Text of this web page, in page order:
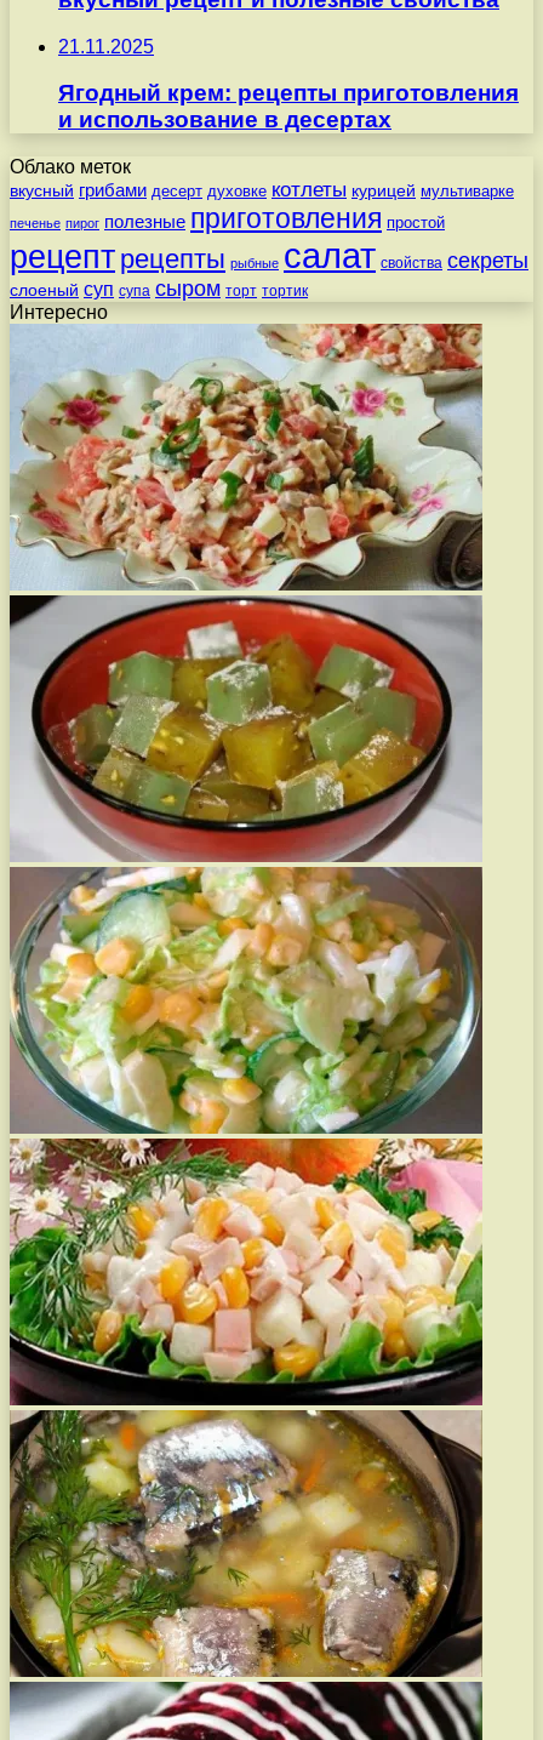
21.11.2025
Ягодный крем: рецепты приготовления
и использование в десертах
Облако меток
вкусный грибами десерт духовке котлеты курицей мультиварке
печенье пирог полезные приготовления простой
рецепт рецепты рыбные салат свойства секреты
слоеный суп супа сыром торт тортик
Интересно